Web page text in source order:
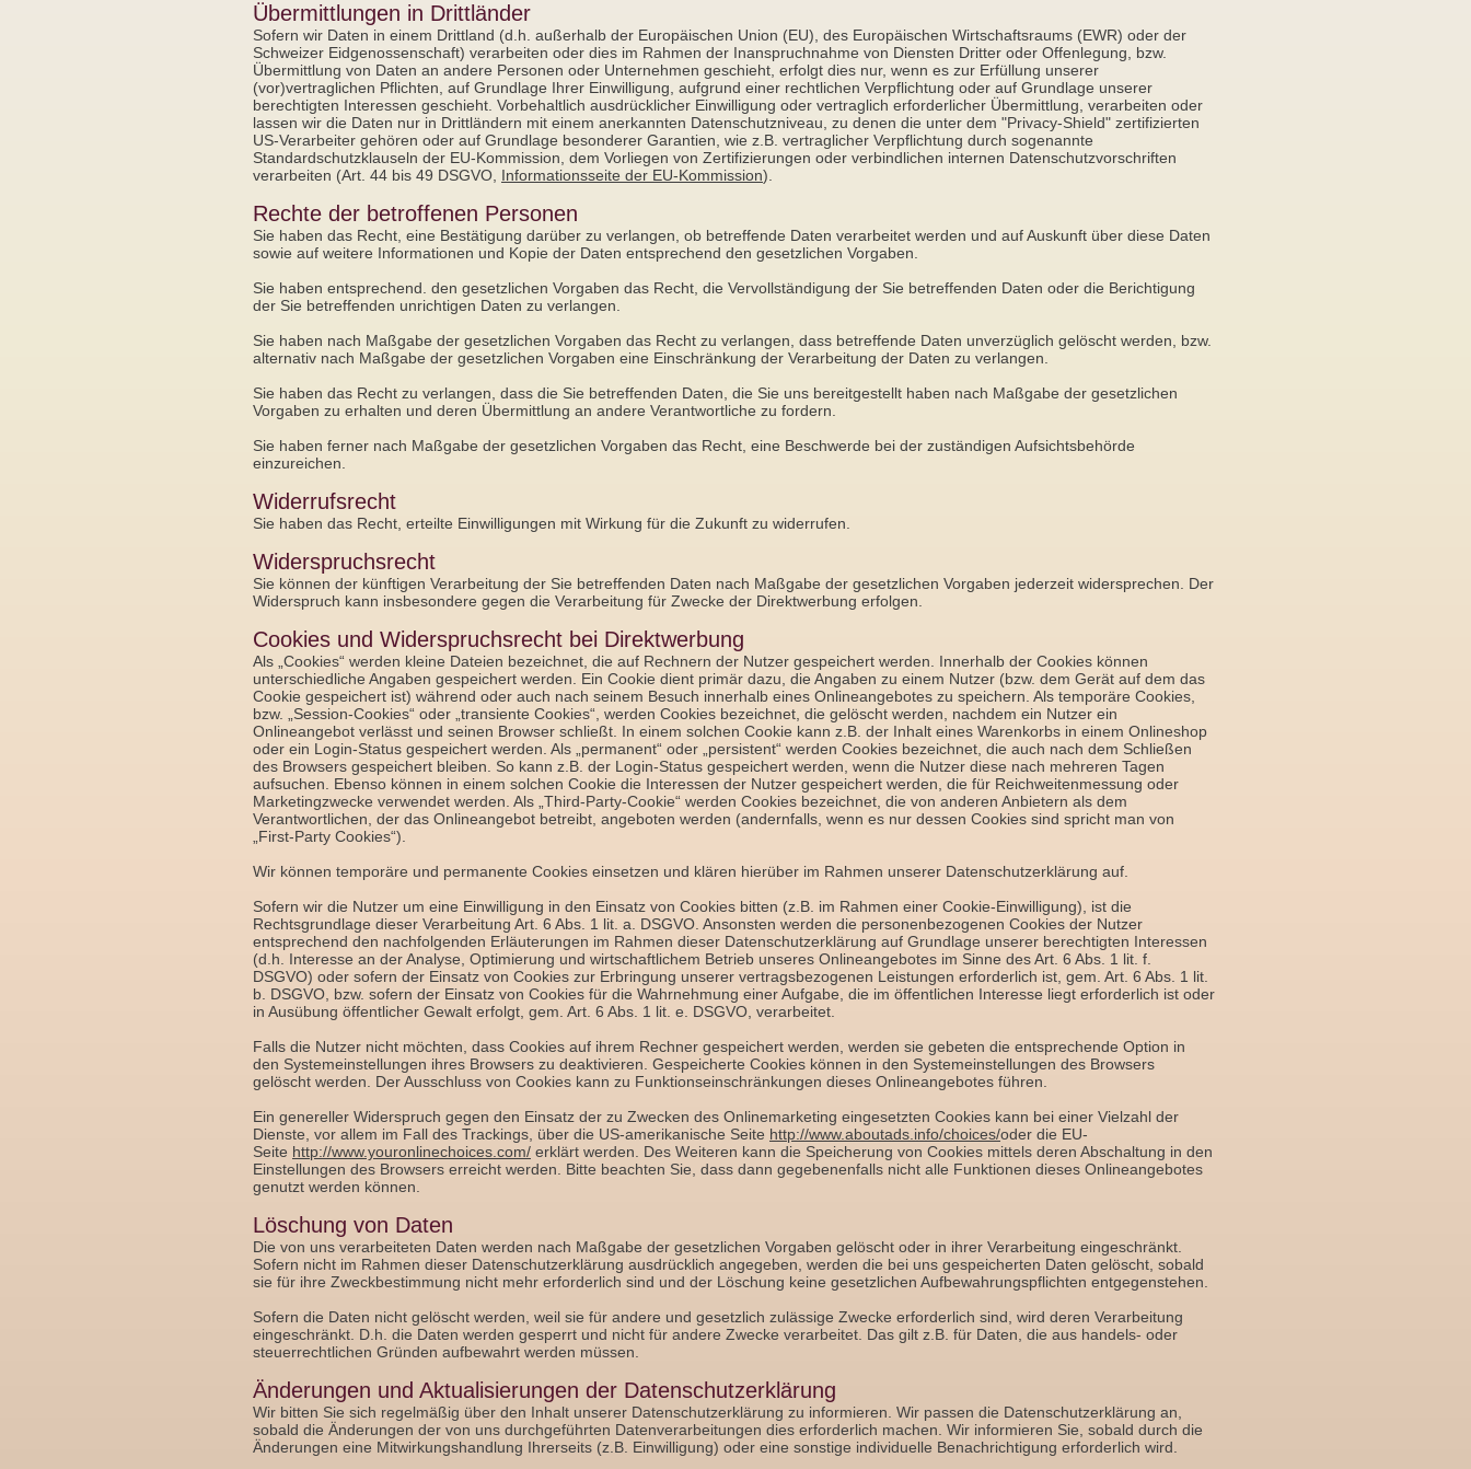
Übermittlungen in Drittländer
Sofern wir Daten in einem Drittland (d.h. außerhalb der Europäischen Union (EU), des Europäischen Wirtschaftsraums (EWR) oder der
Schweizer Eidgenossenschaft) verarbeiten oder dies im Rahmen der Inanspruchnahme von Diensten Dritter oder Offenlegung, bzw.
Übermittlung von Daten an andere Personen oder Unternehmen geschieht, erfolgt dies nur, wenn es zur Erfüllung unserer
(vor)vertraglichen Pflichten, auf Grundlage Ihrer Einwilligung, aufgrund einer rechtlichen Verpflichtung oder auf Grundlage unserer
berechtigten Interessen geschieht. Vorbehaltlich ausdrücklicher Einwilligung oder vertraglich erforderlicher Übermittlung, verarbeiten oder
lassen wir die Daten nur in Drittländern mit einem anerkannten Datenschutzniveau, zu denen die unter dem "Privacy-Shield" zertifizierten
US-Verarbeiter gehören oder auf Grundlage besonderer Garantien, wie z.B. vertraglicher Verpflichtung durch sogenannte
Standardschutzklauseln der EU-Kommission, dem Vorliegen von Zertifizierungen oder verbindlichen internen Datenschutzvorschriften
verarbeiten (Art. 44 bis 49 DSGVO, Informationsseite der EU-Kommission).
Rechte der betroffenen Personen
Sie haben das Recht, eine Bestätigung darüber zu verlangen, ob betreffende Daten verarbeitet werden und auf Auskunft über diese Daten
sowie auf weitere Informationen und Kopie der Daten entsprechend den gesetzlichen Vorgaben.
Sie haben entsprechend. den gesetzlichen Vorgaben das Recht, die Vervollständigung der Sie betreffenden Daten oder die Berichtigung
der Sie betreffenden unrichtigen Daten zu verlangen.
Sie haben nach Maßgabe der gesetzlichen Vorgaben das Recht zu verlangen, dass betreffende Daten unverzüglich gelöscht werden, bzw.
alternativ nach Maßgabe der gesetzlichen Vorgaben eine Einschränkung der Verarbeitung der Daten zu verlangen.
Sie haben das Recht zu verlangen, dass die Sie betreffenden Daten, die Sie uns bereitgestellt haben nach Maßgabe der gesetzlichen
Vorgaben zu erhalten und deren Übermittlung an andere Verantwortliche zu fordern.
Sie haben ferner nach Maßgabe der gesetzlichen Vorgaben das Recht, eine Beschwerde bei der zuständigen Aufsichtsbehörde
einzureichen.
Widerrufsrecht
Sie haben das Recht, erteilte Einwilligungen mit Wirkung für die Zukunft zu widerrufen.
Widerspruchsrecht
Sie können der künftigen Verarbeitung der Sie betreffenden Daten nach Maßgabe der gesetzlichen Vorgaben jederzeit widersprechen. Der
Widerspruch kann insbesondere gegen die Verarbeitung für Zwecke der Direktwerbung erfolgen.
Cookies und Widerspruchsrecht bei Direktwerbung
Als „Cookies“ werden kleine Dateien bezeichnet, die auf Rechnern der Nutzer gespeichert werden. Innerhalb der Cookies können
unterschiedliche Angaben gespeichert werden. Ein Cookie dient primär dazu, die Angaben zu einem Nutzer (bzw. dem Gerät auf dem das
Cookie gespeichert ist) während oder auch nach seinem Besuch innerhalb eines Onlineangebotes zu speichern. Als temporäre Cookies,
bzw. „Session-Cookies“ oder „transiente Cookies“, werden Cookies bezeichnet, die gelöscht werden, nachdem ein Nutzer ein
Onlineangebot verlässt und seinen Browser schließt. In einem solchen Cookie kann z.B. der Inhalt eines Warenkorbs in einem Onlineshop
oder ein Login-Status gespeichert werden. Als „permanent“ oder „persistent“ werden Cookies bezeichnet, die auch nach dem Schließen
des Browsers gespeichert bleiben. So kann z.B. der Login-Status gespeichert werden, wenn die Nutzer diese nach mehreren Tagen
aufsuchen. Ebenso können in einem solchen Cookie die Interessen der Nutzer gespeichert werden, die für Reichweitenmessung oder
Marketingzwecke verwendet werden. Als „Third-Party-Cookie“ werden Cookies bezeichnet, die von anderen Anbietern als dem
Verantwortlichen, der das Onlineangebot betreibt, angeboten werden (andernfalls, wenn es nur dessen Cookies sind spricht man von
„First-Party Cookies“).
Wir können temporäre und permanente Cookies einsetzen und klären hierüber im Rahmen unserer Datenschutzerklärung auf.
Sofern wir die Nutzer um eine Einwilligung in den Einsatz von Cookies bitten (z.B. im Rahmen einer Cookie-Einwilligung), ist die
Rechtsgrundlage dieser Verarbeitung Art. 6 Abs. 1 lit. a. DSGVO. Ansonsten werden die personenbezogenen Cookies der Nutzer
entsprechend den nachfolgenden Erläuterungen im Rahmen dieser Datenschutzerklärung auf Grundlage unserer berechtigten Interessen
(d.h. Interesse an der Analyse, Optimierung und wirtschaftlichem Betrieb unseres Onlineangebotes im Sinne des Art. 6 Abs. 1 lit. f.
DSGVO) oder sofern der Einsatz von Cookies zur Erbringung unserer vertragsbezogenen Leistungen erforderlich ist, gem. Art. 6 Abs. 1 lit.
b. DSGVO, bzw. sofern der Einsatz von Cookies für die Wahrnehmung einer Aufgabe, die im öffentlichen Interesse liegt erforderlich ist oder
in Ausübung öffentlicher Gewalt erfolgt, gem. Art. 6 Abs. 1 lit. e. DSGVO, verarbeitet.
Falls die Nutzer nicht möchten, dass Cookies auf ihrem Rechner gespeichert werden, werden sie gebeten die entsprechende Option in
den Systemeinstellungen ihres Browsers zu deaktivieren. Gespeicherte Cookies können in den Systemeinstellungen des Browsers
gelöscht werden. Der Ausschluss von Cookies kann zu Funktionseinschränkungen dieses Onlineangebotes führen.
Ein genereller Widerspruch gegen den Einsatz der zu Zwecken des Onlinemarketing eingesetzten Cookies kann bei einer Vielzahl der
Dienste, vor allem im Fall des Trackings, über die US-amerikanische Seite http://www.aboutads.info/choices/oder die EU-
Seite http://www.youronlinechoices.com/ erklärt werden. Des Weiteren kann die Speicherung von Cookies mittels deren Abschaltung in den
Einstellungen des Browsers erreicht werden. Bitte beachten Sie, dass dann gegebenenfalls nicht alle Funktionen dieses Onlineangebotes
genutzt werden können.
Löschung von Daten
Die von uns verarbeiteten Daten werden nach Maßgabe der gesetzlichen Vorgaben gelöscht oder in ihrer Verarbeitung eingeschränkt.
Sofern nicht im Rahmen dieser Datenschutzerklärung ausdrücklich angegeben, werden die bei uns gespeicherten Daten gelöscht, sobald
sie für ihre Zweckbestimmung nicht mehr erforderlich sind und der Löschung keine gesetzlichen Aufbewahrungspflichten entgegenstehen.
Sofern die Daten nicht gelöscht werden, weil sie für andere und gesetzlich zulässige Zwecke erforderlich sind, wird deren Verarbeitung
eingeschränkt. D.h. die Daten werden gesperrt und nicht für andere Zwecke verarbeitet. Das gilt z.B. für Daten, die aus handels- oder
steuerrechtlichen Gründen aufbewahrt werden müssen.
Änderungen und Aktualisierungen der Datenschutzerklärung
Wir bitten Sie sich regelmäßig über den Inhalt unserer Datenschutzerklärung zu informieren. Wir passen die Datenschutzerklärung an,
sobald die Änderungen der von uns durchgeführten Datenverarbeitungen dies erforderlich machen. Wir informieren Sie, sobald durch die
Änderungen eine Mitwirkungshandlung Ihrerseits (z.B. Einwilligung) oder eine sonstige individuelle Benachrichtigung erforderlich wird.